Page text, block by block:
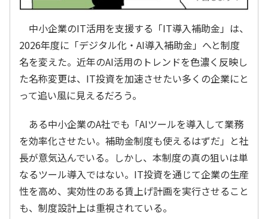
中小企業のIT活用を支援する「IT導入補助金」は、
2026年度に「デジタル化・AI導入補助金」へと制度
名を変えた。近年のAI活用のトレンドを色濃く反映し
た名称変更は、IT投資を加速させたい多くの企業にと
って追い風に見えるだろう。
ある中小企業のA社でも「AIツールを導入して業務
を効率化させたい。補助金制度も使えるはずだ」と社
長が意気込んでいる。しかし、本制度の真の狙いは単
なるツール導入ではない。IT投資を通じて企業の生産
性を高め、実効性のある賃上げ計画を実行させること
も、制度設計上は重視されている。